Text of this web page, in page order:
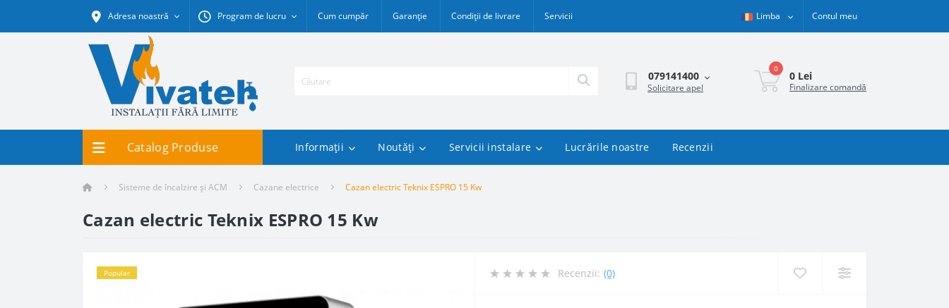
Adresa noastră Program de lucru Cum cumpăr Garanție Condiții de livrare Servicii Limba Contul meu
079141400
Solicitare apel
0
0 Lei
Finalizare comandă
Catalog Produse Informații Noutăți Servicii instalare Lucrările noastre Recenzii
Sisteme de încalzire și ACM Cazane electrice Cazan electric Teknix ESPRO 15 Kw
Cazan electric Teknix ESPRO 15 Kw
Popular Recenzii: (0)